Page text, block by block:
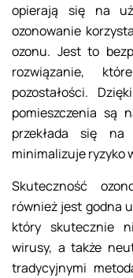
opierają się na
ozonowanie
ozonu. Jest to
rozwiązanie,
pozostałości.
pomieszczenia są
przekłada się
minimalizuje ryzyko
Skuteczność
również jest godna
który skutecznie
wirusy, a także
tradycyjnymi